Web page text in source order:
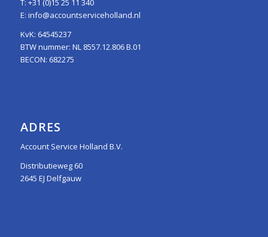
T: +31 (0)15 25 11 340
E: info@accountserviceholland.nl
KvK: 64545237
BTW nummer: NL 8557.12.806 B.01
BECON: 682275
ADRES
Account Service Holland B.V.
Distributieweg 60
2645 EJ Delfgauw